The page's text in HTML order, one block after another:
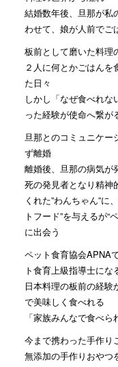
結婚数年後、旦那が私
わせて、娘が人前でご
板前として磨いた料理
２人に何とかごはん
た日々
しかし「なぜ食べれ
った経験が使命へ繋が
旦那とのコミュニケー
ず離婚
離婚後、旦那の病気が
死の発見者となり精神
くれた”わんちゃん”に
トフード”を与えるが“
に出会う
ペット食育協会APNA
ト食育上級指導士にな
日本料理の板前の経験
で美味しく食べれる
「家族みんなで食べ
今まで携わった手作り
無添加の手作りおやつ